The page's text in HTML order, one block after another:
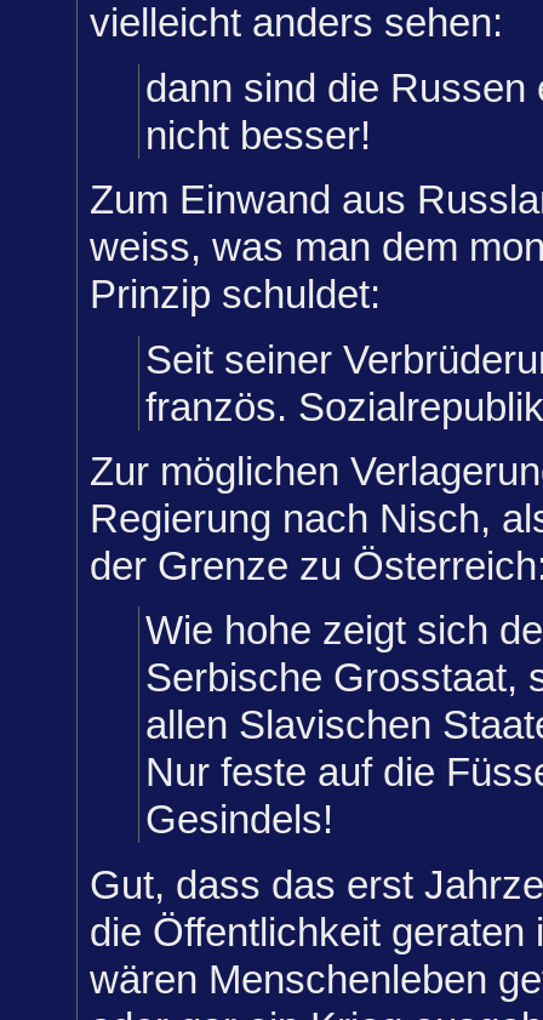
vielleicht anders sehen:
dann sind die Russen
nicht besser!
Zum Einwand aus
weiss, was man dem
Prinzip schuldet:
Seit seiner
französ.
Zur möglichen
Regierung nach Nisch,
der Grenze zu
Wie hohe zeigt sich
Serbische Grosstaat,
allen Slavischen
Nur feste auf die
Gesindels!
Gut, dass das erst
die Öffentlichkeit geraten
wären Menschenleben